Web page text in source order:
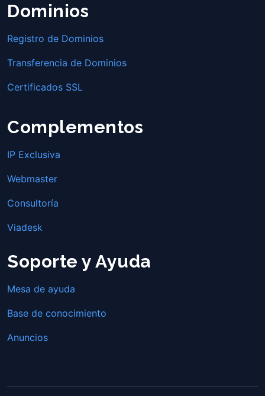
Dominios
Registro de Dominios
Transferencia de Dominios
Certificados SSL
Complementos
IP Exclusiva
Webmaster
Consultoría
Viadesk
Soporte y Ayuda
Mesa de ayuda
Base de conocimiento
Anuncios